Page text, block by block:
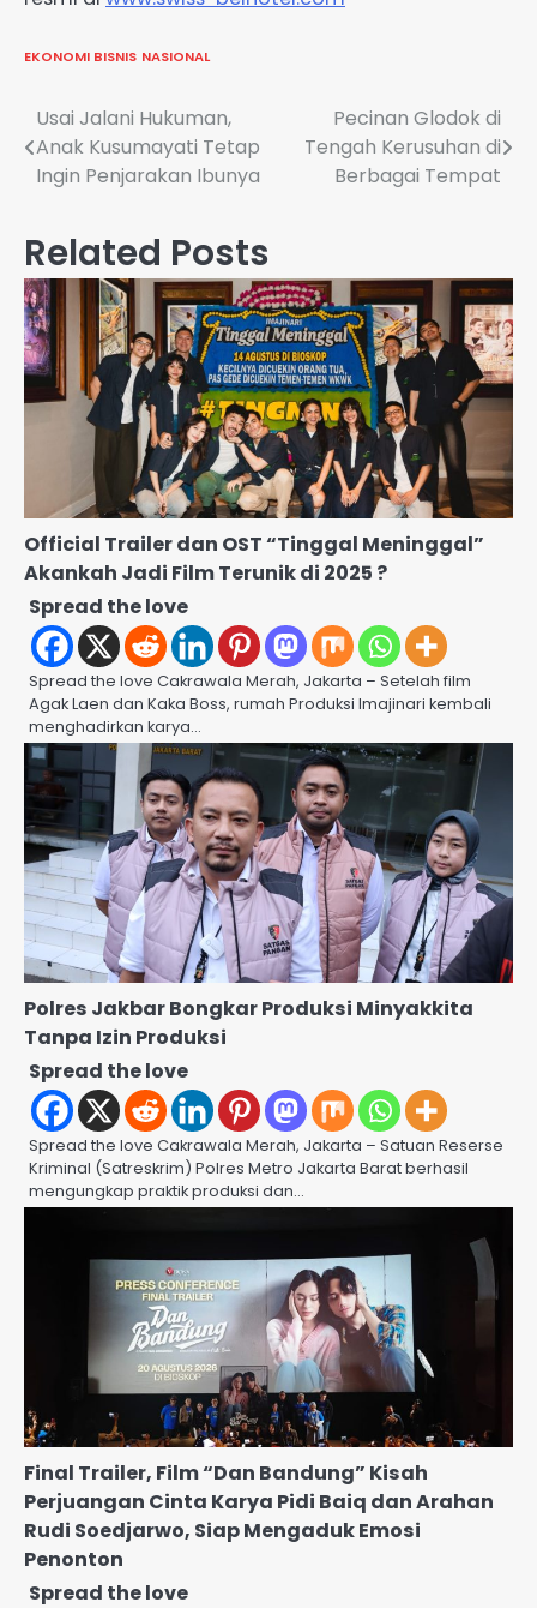
EKONOMI BISNIS NASIONAL
Navigasi
pos
Usai Jalani Hukuman,
Anak Kusumayati Tetap
Ingin Penjarakan Ibunya
Pecinan Glodok di
Tengah Kerusuhan di
Berbagai Tempat
Related Posts
Official Trailer dan OST “Tinggal Meninggal”
Akankah Jadi Film Terunik di 2025 ?
Spread the love
Spread the love Cakrawala Merah, Jakarta – Setelah film
Agak Laen dan Kaka Boss, rumah Produksi Imajinari kembali
menghadirkan karya…
Polres Jakbar Bongkar Produksi Minyakkita
Tanpa Izin Produksi
Spread the love
Spread the love Cakrawala Merah, Jakarta – Satuan Reserse
Kriminal (Satreskrim) Polres Metro Jakarta Barat berhasil
mengungkap praktik produksi dan…
Final Trailer, Film “Dan Bandung” Kisah
Perjuangan Cinta Karya Pidi Baiq dan Arahan
Rudi Soedjarwo, Siap Mengaduk Emosi
Penonton
Spread the love